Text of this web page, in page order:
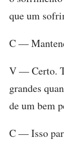
que um
C —
V — Certo.
grandes
de um bem
C — Isso